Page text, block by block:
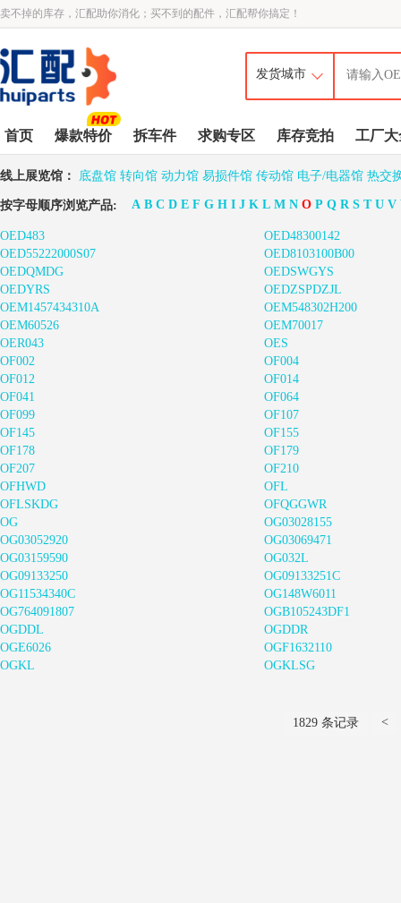
卖不掉的库存，汇配助你消化；买不到的配件，汇配帮你搞定！
首页 爆款特价 拆车件 求购专区 库存竞拍 工厂大
线上展览馆： 底盘馆 转向馆 动力馆 易损件馆 传动馆 电子/电器馆 热交
按字母顺序浏览产品: A B C D E F G H I J K L M N O P Q R S T U V
OED483
OED48300142
OED55222000S07
OED8103100B00
OEDQMDG
OEDSWGYS
OEDYRS
OEDZSPDZJL
OEM1457434310A
OEM548302H200
OEM60526
OEM70017
OER043
OES
OF002
OF004
OF012
OF014
OF041
OF064
OF099
OF107
OF145
OF155
OF178
OF179
OF207
OF210
OFHWD
OFL
OFLSKDG
OFQGGWR
OG
OG03028155
OG03052920
OG03069471
OG03159590
OG032L
OG09133250
OG09133251C
OG11534340C
OG148W6011
OG764091807
OGB105243DF1
OGDDL
OGDDR
OGE6026
OGF1632110
OGKL
OGKLSG
1829 条记录 <